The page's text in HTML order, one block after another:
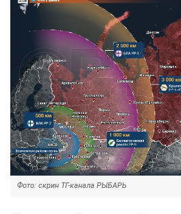
Фото: скрин ТГ-канала РЫБАРЬ